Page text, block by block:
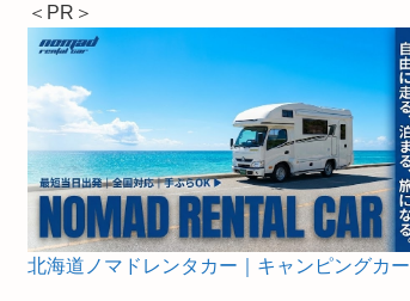
＜PR＞
北海道ノマドレンタカー｜キャンピングカー